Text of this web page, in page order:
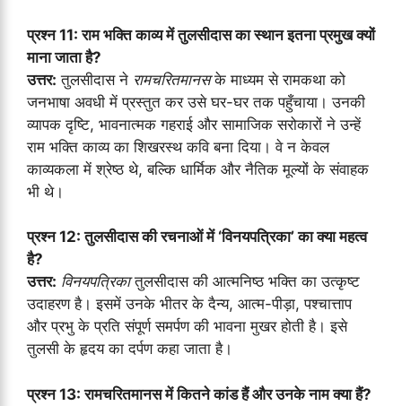
प्रश्न 11: राम भक्ति काव्य में तुलसीदास का स्थान इतना प्रमुख क्यों
माना जाता है?
उत्तर: तुलसीदास ने रामचरितमानसके माध्यम से रामकथा को
जनभाषा अवधी में प्रस्तुत कर उसे घर-घर तक पहुँचाया। उनकी
व्यापक दृष्टि, भावनात्मक गहराई और सामाजिक सरोकारों ने उन्हें
राम भक्ति काव्य का शिखरस्थ कवि बना दिया। वे न केवल
काव्यकला में श्रेष्ठ थे, बल्कि धार्मिक और नैतिक मूल्यों के संवाहक
भी थे।
प्रश्न 12: तुलसीदास की रचनाओं में ‘विनयपत्रिका’ का क्या महत्व
है?
उत्तर: विनयपत्रिकातुलसीदास की आत्मनिष्ठ भक्ति का उत्कृष्ट
उदाहरण है। इसमें उनके भीतर के दैन्य, आत्म-पीड़ा, पश्चात्ताप
और प्रभु के प्रति संपूर्ण समर्पण की भावना मुखर होती है। इसे
तुलसी के हृदय का दर्पण कहा जाता है।
प्रश्न 13: रामचरितमानस में कितने कांड हैं और उनके नाम क्या हैं?